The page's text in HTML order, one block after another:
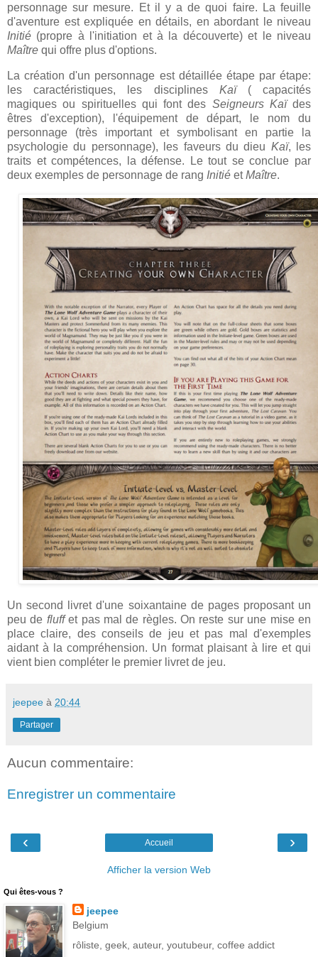
personnage sur mesure. Et il y a de quoi faire. La feuille
d'aventure est expliquée en détails, en abordant le niveau
Initié (propre à l'initiation et à la découverte) et le niveau
Maître qui offre plus d'options.
La création d'un personnage est détaillée étape par étape:
les caractéristiques, les disciplines Kaï ( capacités
magiques ou spirituelles qui font des Seigneurs Kaïdes
êtres d'exception), l'équipement de départ, le nom du
personnage (très important et symbolisant en partie la
psychologie du personnage), les faveurs du dieu Kaï, les
traits et compétences, la défense. Le tout se conclue par
deux exemples de personnage de rang Initié etMaître.
Un second livret d'une soixantaine de pages proposant un
peu de fluffet pas mal de règles. On reste sur une mise en
place claire, des conseils de jeu et pas mal d'exemples
aidant à la compréhension. Un format plaisant à lire et qui
vient bien compléter le premier livret de jeu.
jeepee à 20:44
Partager
Aucun commentaire:
Enregistrer un commentaire
‹ ›
Accueil
Afficher la version Web
Qui êtes-vous ?
jeepee
Belgium
rôliste, geek, auteur, youtubeur, coffee addict